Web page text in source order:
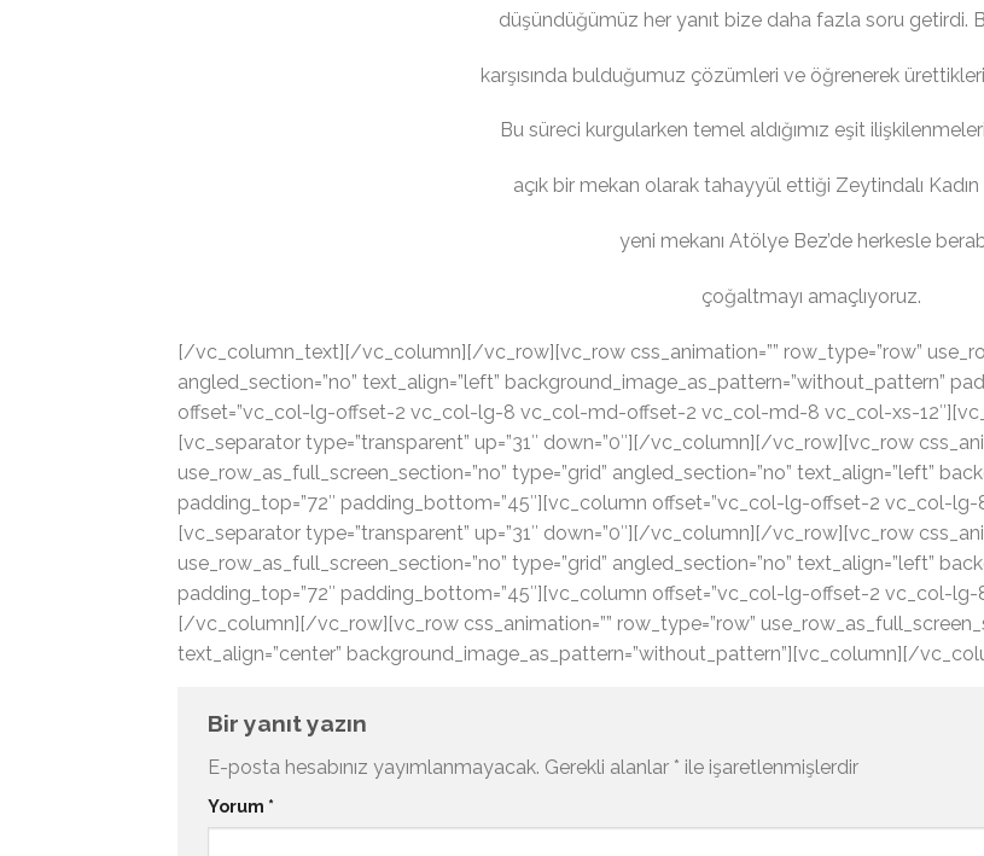
düşündüğümüz her yanıt bize daha fazla soru getirdi.
karşısında bulduğumuz çözümleri ve öğrenerek
Bu süreci kurgularken temel aldığımız eşit
açık bir mekan olarak tahayyül ettiği Zeytindalı Kadın
yeni mekanı Atölye Bez’de herkesle
çoğaltmayı amaçlıyoruz.
[/vc_column_text][/vc_column][/vc_row][vc_row css_animation=”” row_type=”row”
angled_section=”no” text_align=”left” background_image_as_pattern=”without_pattern”
offset=”vc_col-lg-offset-2 vc_col-lg-8 vc_col-md-offset-2 vc_col-md-8 vc_col-xs-
[vc_separator type=”transparent” up=”31″ down=”0″][/vc_column][/vc_row][vc_row
use_row_as_full_screen_section=”no” type=”grid” angled_section=”no” text_align=”left”
padding_top=”72″ padding_bottom=”45″][vc_column offset=”vc_col-lg-offset-2 vc_col-
[vc_separator type=”transparent” up=”31″ down=”0″][/vc_column][/vc_row][vc_row
use_row_as_full_screen_section=”no” type=”grid” angled_section=”no” text_align=”left”
padding_top=”72″ padding_bottom=”45″][vc_column offset=”vc_col-lg-offset-2 vc_col-
[/vc_column][/vc_row][vc_row css_animation=”” row_type=”row”
text_align=”center” background_image_as_pattern=”without_pattern”][vc_column][/
Bir yanıt yazın
E-posta hesabınız yayımlanmayacak. Gerekli alanlar * ile işaretlenmişlerdir
Yorum *